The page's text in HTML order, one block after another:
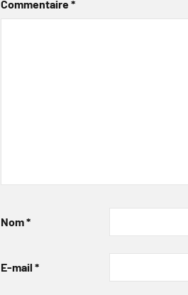
Commentaire*
Nom*
E-mail *